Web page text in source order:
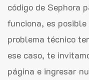
código de Sephora
funciona, es
problema técnico
ese caso, te
página e ingresar